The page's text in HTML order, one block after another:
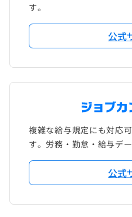
す。
公式
複雑な給与規定にも対応
す。労務・勤怠・給与デ
公式